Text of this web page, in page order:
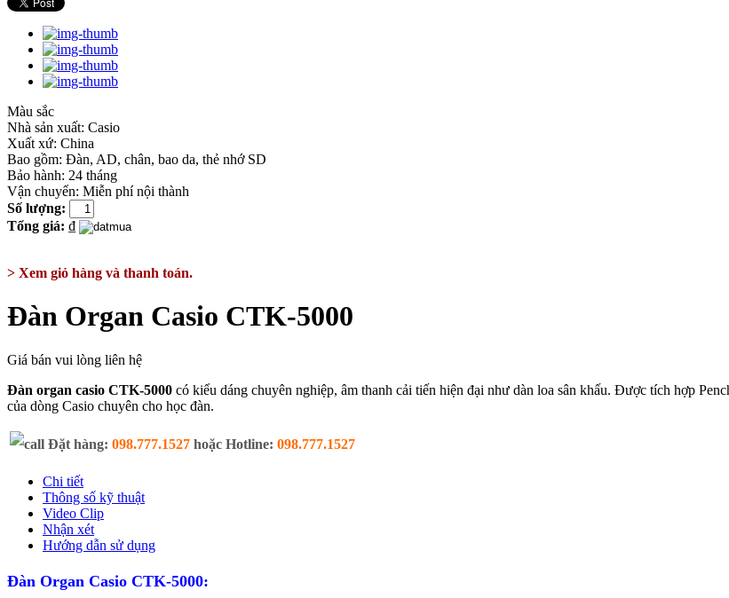
Màu sắc
Nhà sản xuất: Casio
Xuất xứ: China
Bao gồm: Đàn, AD, chân, bao da, thẻ nhớ SD
Bảo hành: 24 tháng
Vận chuyển: Miễn phí nội thành
Số lượng:
Tổng giá: ₫
> Xem giỏ hàng và thanh toán.
Đàn Organ Casio CTK-5000
Giá bán vui lòng liên hệ
Đàn organ casio CTK-5000 có kiểu dáng chuyên nghiệp, âm thanh cải tiến hiện đại như dàn loa sân khấu. Được tích hợp
của dòng Casio chuyên cho học đàn.
Đặt hàng: 098.777.1527 hoặc Hotline: 098.777.1527
Chi tiết
Thông số kỹ thuật
Video Clip
Nhận xét
Hướng dẫn sử dụng
Đàn Organ Casio CTK-5000: